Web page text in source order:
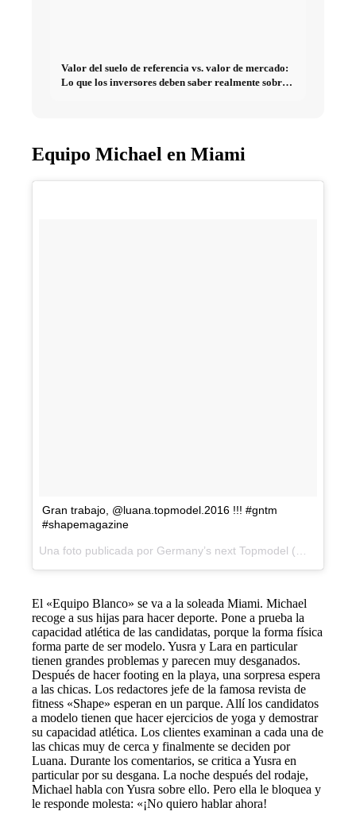
Valor del suelo de referencia vs. valor de mercado:
Lo que los inversores deben saber realmente sobre
Equipo Michael en Miami
Gran trabajo, @luana.topmodel.2016 !!! #gntm
#shapemagazine
Una foto publicada por Germany’s next Topmodel (@germanysnexttopmodel) el
El «Equipo Blanco» se va a la soleada Miami. Michael
recoge a sus hijas para hacer deporte. Pone a prueba la
capacidad atlética de las candidatas, porque la forma física
forma parte de ser modelo. Yusra y Lara en particular
tienen grandes problemas y parecen muy desganados.
Después de hacer footing en la playa, una sorpresa espera
a las chicas. Los redactores jefe de la famosa revista de
fitness «Shape» esperan en un parque. Allí los candidatos
a modelo tienen que hacer ejercicios de yoga y demostrar
su capacidad atlética. Los clientes examinan a cada una de
las chicas muy de cerca y finalmente se deciden por
Luana. Durante los comentarios, se critica a Yusra en
particular por su desgana. La noche después del rodaje,
Michael habla con Yusra sobre ello. Pero ella le bloquea y
le responde molesta: «¡No quiero hablar ahora!